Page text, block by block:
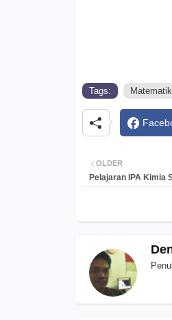
Tags:
OLDER
Pelajaran IPA Kimia